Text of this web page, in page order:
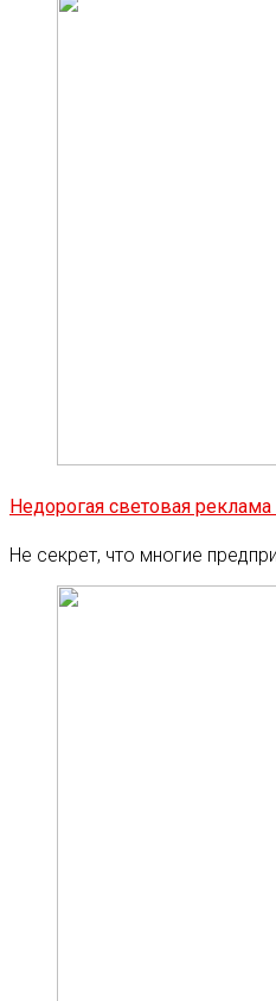
Недорогая световая
Не секрет, что многие